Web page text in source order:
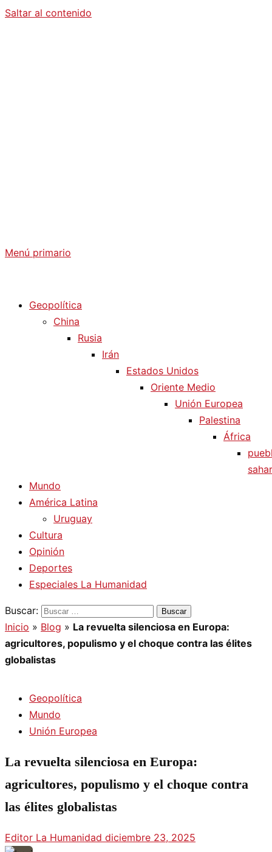
Saltar al contenido
Menú primario
Geopolítica
China
Rusia
Irán
Estados Unidos
Oriente Medio
Unión Europea
Palestina
África
Mundo
América Latina
Uruguay
Cultura
Opinión
Deportes
Especiales La Humanidad
Buscar:
Inicio » Blog » La revuelta silenciosa en Europa:
agricultores, populismo y el choque contra las élites
globalistas
Geopolítica
Mundo
Unión Europea
La revuelta silenciosa en Europa:
agricultores, populismo y el choque contra
las élites globalistas
Editor La Humanidad diciembre 23, 2025